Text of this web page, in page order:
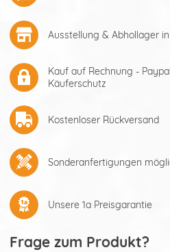
Ausstellung & Abhollager
Kauf auf Rechnung -
Käuferschutz
Kostenloser Rückversand
Sonderanfertigungen
Unsere 1a Preisgarantie
Frage zum Produkt?